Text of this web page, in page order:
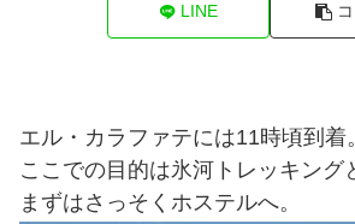
LINE
エル・カラファテには11時頃到着。
ここでの目的は氷河トレッキング
まずはさっそくホステルへ。